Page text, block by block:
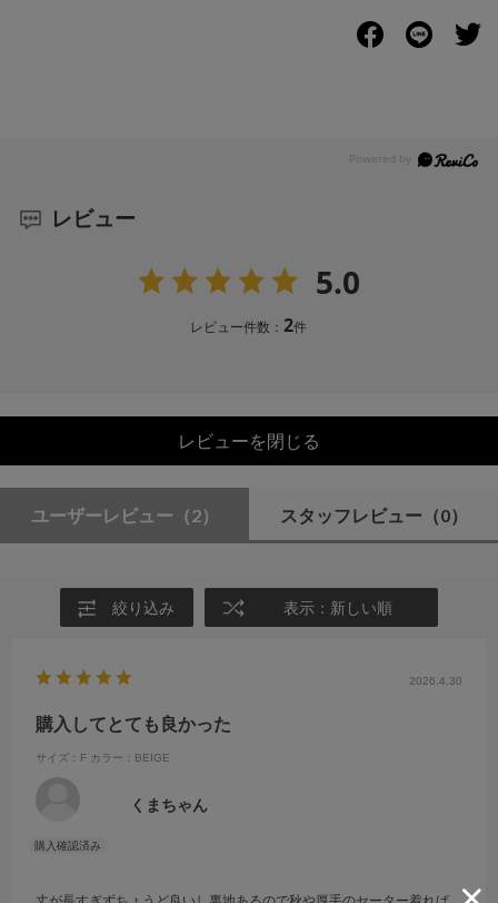
レビュー
5.0
レビュー件数：2件
レビューを閉じる
ユーザーレビュー （2） スタッフレビュー （0）
絞り込み 表示：新しい順
2026.4.30
購入してとても良かった
サイズ：F カラー：BEIGE
くまちゃん